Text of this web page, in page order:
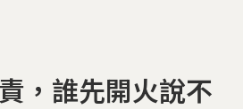
，誰先開火說不